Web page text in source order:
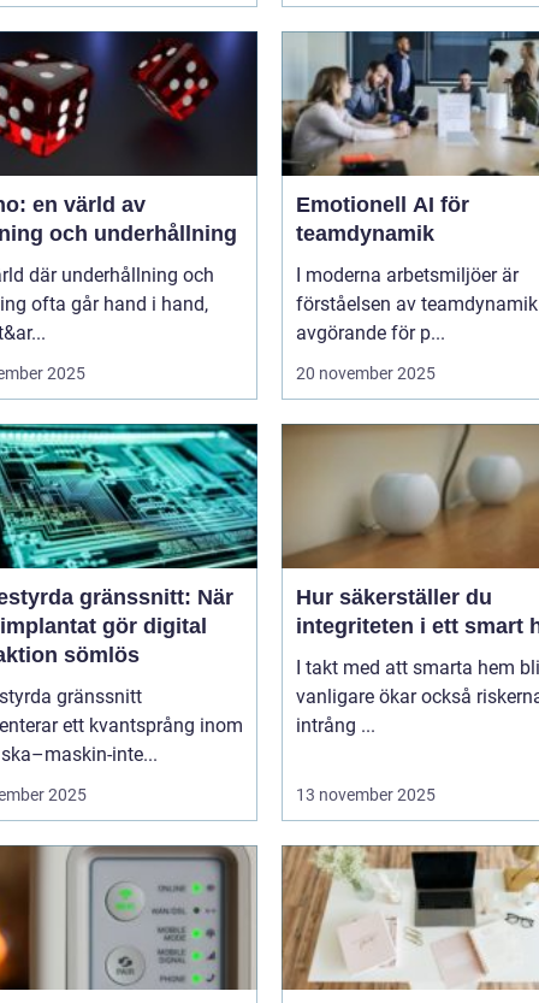
en värld av
och underhållning
där underhållning och
ofta går hand i hand,
2025
Emotionell AI för
teamdynamik
I moderna arbetsmiljöer är
förståelsen av teamdynamik
avgörande för p...
20 november 2025
gränssnitt: När
gör digital
sömlös
gränssnitt
ett kvantsprång inom
inte...
2025
Hur säkerställer du
integriteten i ett smart
I takt med att smarta hem
vanligare ökar också
intrång ...
13 november 2025